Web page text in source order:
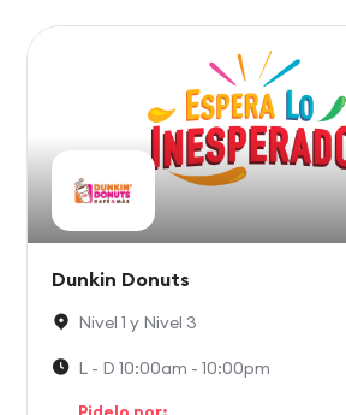
Dunkin Donuts
Nivel 1 y Nivel 3
L - D 10:00am - 10:00pm